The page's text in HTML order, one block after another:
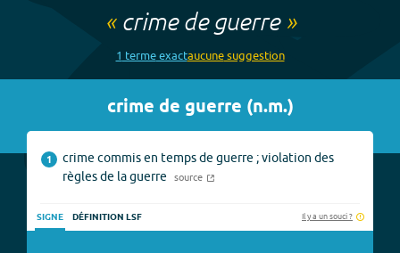
« crime de guerre»
1 termeexactaucunesuggestion
crime de guerre (n.m.)
1
crime commis en temps de guerre ; violation des
règles de la guerre
source
SIGNE DÉFINITION LSF Il y a un souci ?